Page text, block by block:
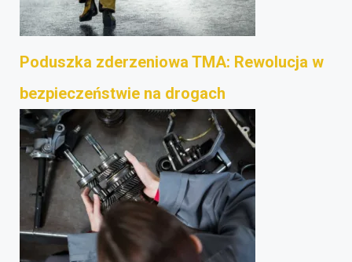
Poduszka zderzeniowa TMA: Rewolucja w
bezpieczeństwie na drogach